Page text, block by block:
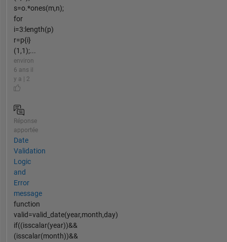
s=o.*ones(m,n);
for
i=3:length(p)
r=p{i}
(1,1);...
environ
6 ans il
y a | 2
Réponse
apportée
Date
Validation
Logic
and
Error
message
function
valid=valid_date(year,month,day)
if((isscalar(year))&&
(isscalar(month))&&